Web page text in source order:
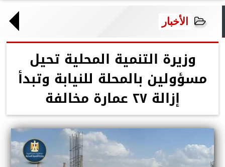
الأخبار
وزيرة التنمية المحلية تحيل
مسؤولين بالمحلة للنيابة وتبدأ
إزالة ٢٧ عمارة مخالفة